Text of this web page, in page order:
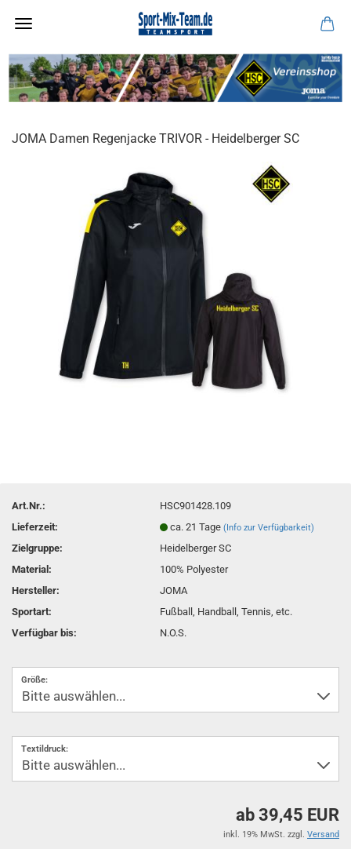
JOMA Damen Regenjacke TRIVOR - Heidelberger SC
Art.Nr.:
HSC901428.109
Lieferzeit:
ca. 21 Tage(Info zur Verfügbarkeit)
Zielgruppe:
Heidelberger SC
Material:
100% Polyester
Hersteller:
JOMA
Sportart:
Fußball, Handball, Tennis, etc.
Verfügbar bis:
N.O.S.
Größe:
Textildruck:
ab 39,45 EUR
inkl. 19% MwSt. zzgl. Versand